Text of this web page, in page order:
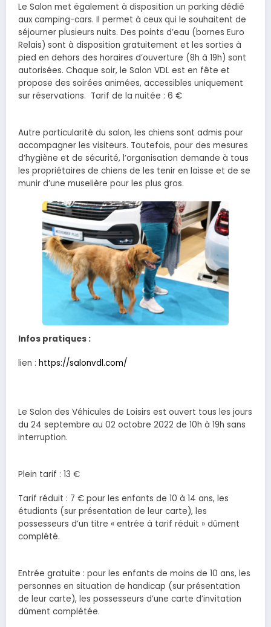
Le Salon met également à disposition un parking dédié
aux camping-cars. Il permet à ceux qui le souhaitent de
séjourner plusieurs nuits. Des points d’eau (bornes Euro
Relais) sont à disposition gratuitement et les sorties à
pied en dehors des horaires d’ouverture (8h à 19h) sont
autorisées. Chaque soir, le Salon VDL est en fête et
propose des soirées animées, accessibles uniquement
sur réservations. Tarif de la nuitée : 6 €
Autre particularité du salon, les chiens sont admis pour
accompagner les visiteurs. Toutefois, pour des mesures
d’hygiène et de sécurité, l’organisation demande à tous
les propriétaires de chiens de les tenir en laisse et de se
munir d’une muselière pour les plus gros.
Infos pratiques :
lien : https://salonvdl.com/
Le Salon des Véhicules de Loisirs est ouvert tous les jours
du 24 septembre au 02 octobre 2022 de 10h à 19h sans
interruption.
Plein tarif : 13 €
Tarif réduit : 7 € pour les enfants de 10 à 14 ans, les
étudiants (sur présentation de leur carte), les
possesseurs d’un titre « entrée à tarif réduit » dûment
complété.
Entrée gratuite : pour les enfants de moins de 10 ans, les
personnes en situation de handicap (sur présentation
de leur carte), les possesseurs d’une carte d’invitation
dûment complétée.